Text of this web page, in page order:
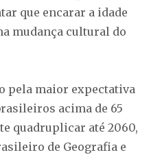
que encarar a idade
mudança cultural do
pela maior expectativa
acima de 65
quadruplicar até 2060,
de Geografia e